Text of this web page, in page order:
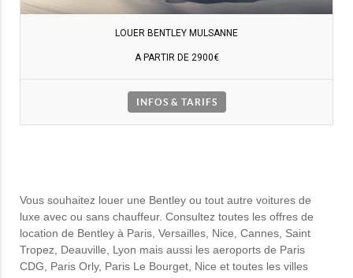
LOUER BENTLEY MULSANNE
A PARTIR DE 2900€
INFOS & TARIFS
Vous souhaitez louer une Bentley ou tout autre voitures de
luxe avec ou sans chauffeur. Consultez toutes les offres de
location de Bentley à Paris, Versailles, Nice, Cannes, Saint
Tropez, Deauville, Lyon mais aussi les aeroports de Paris
CDG, Paris Orly, Paris Le Bourget, Nice et toutes les villes